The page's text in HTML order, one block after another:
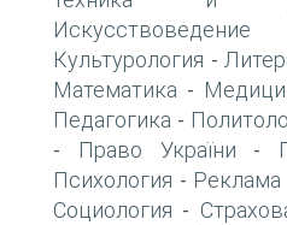
Искусствоведение
Культурология -
Математика -
Педагогика -
- Право України -
Психология - Реклама
Социология -